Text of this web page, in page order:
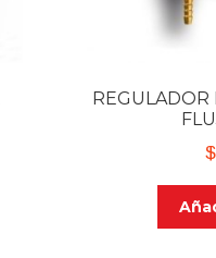
REGULADOR
$